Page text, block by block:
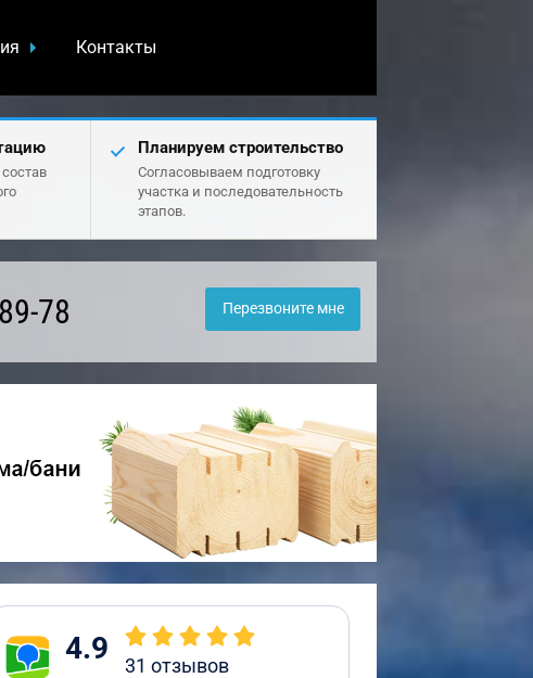
Контакты
Планируем строительство
Согласовываем подготовку
участка и последовательность
этапов.
78 Перезвоните мне
4.9 31 отзывов